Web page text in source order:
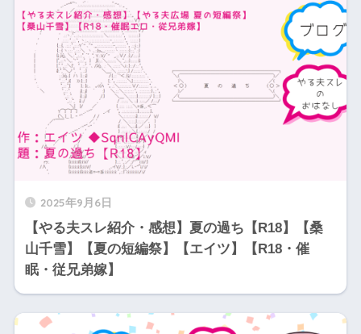
2025年9月6日
【やる夫スレ紹介・感想】夏の過ち【R18】【桑
山千雪】【夏の短編祭】【エイツ】【R18・催
眠・従兄弟嫁】